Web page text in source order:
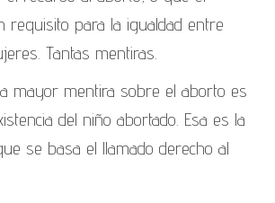
requisito para la igualdad entre
Tantas mentiras.
mayor mentira sobre el aborto es
del niño abortado. Esa es la
se basa el llamado derecho al